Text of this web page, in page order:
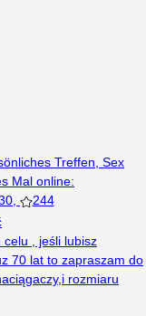
Treffen Sex
Mal online:
244
, jeśli lubisz
70 lat to zapraszam do
rozmiaru